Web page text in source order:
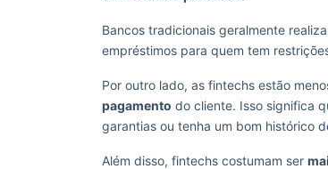
Bancos tradicionais geralmente
empréstimos para quem tem
Por outro lado, as fintechs estão
pagamento do cliente. Isso significa
garantias ou tenha um bom histórico
Além disso, fintechs costumam ser